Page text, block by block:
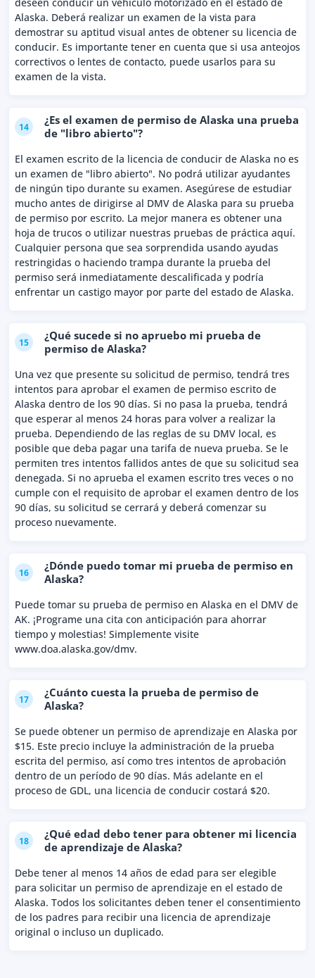
deseen conducir un vehículo motorizado en el estado de
Alaska. Deberá realizar un examen de la vista para
demostrar su aptitud visual antes de obtener su licencia de
conducir. Es importante tener en cuenta que si usa anteojos
correctivos o lentes de contacto, puede usarlos para su
examen de la vista.
14
¿Es el examen de permiso de Alaska una prueba
de "libro abierto"?
El examen escrito de la licencia de conducir de Alaska no es
un examen de "libro abierto". No podrá utilizar ayudantes
de ningún tipo durante su examen. Asegúrese de estudiar
mucho antes de dirigirse al DMV de Alaska para su prueba
de permiso por escrito. La mejor manera es obtener una
hoja de trucos o utilizar nuestras pruebas de práctica aquí.
Cualquier persona que sea sorprendida usando ayudas
restringidas o haciendo trampa durante la prueba del
permiso será inmediatamente descalificada y podría
enfrentar un castigo mayor por parte del estado de Alaska.
15
¿Qué sucede si no apruebo mi prueba de
permiso de Alaska?
Una vez que presente su solicitud de permiso, tendrá tres
intentos para aprobar el examen de permiso escrito de
Alaska dentro de los 90 días. Si no pasa la prueba, tendrá
que esperar al menos 24 horas para volver a realizar la
prueba. Dependiendo de las reglas de su DMV local, es
posible que deba pagar una tarifa de nueva prueba. Se le
permiten tres intentos fallidos antes de que su solicitud sea
denegada. Si no aprueba el examen escrito tres veces o no
cumple con el requisito de aprobar el examen dentro de los
90 días, su solicitud se cerrará y deberá comenzar su
proceso nuevamente.
16
¿Dónde puedo tomar mi prueba de permiso en
Alaska?
Puede tomar su prueba de permiso en Alaska en el DMV de
AK. ¡Programe una cita con anticipación para ahorrar
tiempo y molestias! Simplemente visite
www.doa.alaska.gov/dmv.
17
¿Cuánto cuesta la prueba de permiso de
Alaska?
Se puede obtener un permiso de aprendizaje en Alaska por
$15. Este precio incluye la administración de la prueba
escrita del permiso, así como tres intentos de aprobación
dentro de un período de 90 días. Más adelante en el
proceso de GDL, una licencia de conducir costará $20.
18
¿Qué edad debo tener para obtener mi licencia
de aprendizaje de Alaska?
Debe tener al menos 14 años de edad para ser elegible
para solicitar un permiso de aprendizaje en el estado de
Alaska. Todos los solicitantes deben tener el consentimiento
de los padres para recibir una licencia de aprendizaje
original o incluso un duplicado.